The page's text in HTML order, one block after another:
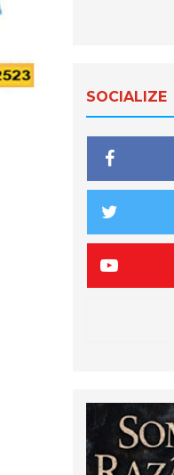
SOCIALIZE